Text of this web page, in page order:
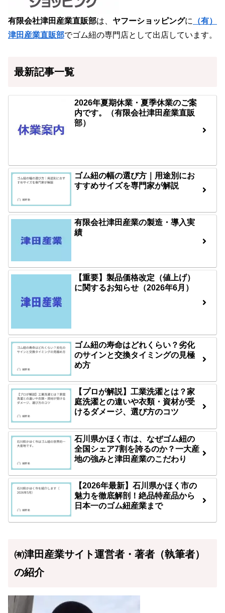
有限会社津田産業直販部は、 ヤフーショッピングに
（有）
津田産業直販部でゴム紐の専門店として出店しています。
最新記事一覧
2026年夏期休業・夏季休業のご案
内です。（有限会社津田産業直販
部）
ゴム紐の幅の選び方｜用途別にお
すすめサイズを専門家が解説
有限会社津田産業の製造・導入実
績
【重要】製品価格改定（値上げ）
に関するお知らせ（2026年6月）
ゴム紐の寿命はどれくらい？劣化
のサインと交換タイミングの見極
め方
【プロが解説】工業洗濯とは？家
庭洗濯との違いや衣類・資材が受
けるダメージ、選び方のコツ
石川県かほく市は、なぜゴム紐の
全国シェア7割を誇るのか？一大産
地の強みと津田産業のこだわり
【2026年最新】石川県かほく市の
魅力を徹底解剖！絶品特産品から
日本一のゴム紐産業まで
㈲津田産業サイト運営者・著者（執筆者）
の紹介